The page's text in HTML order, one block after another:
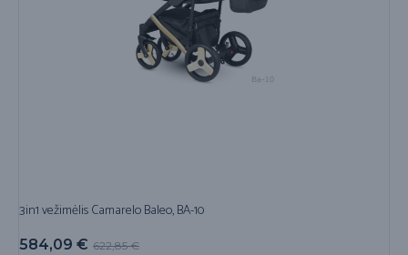
3in1 vežimėlis Camarelo Baleo, BA-10
622,85€
584,09 €